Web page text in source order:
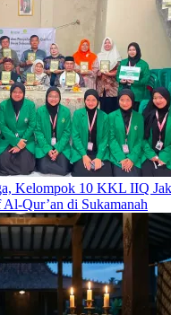
Kelompok 10 KKL IIQ
Qur’an di Sukamanah